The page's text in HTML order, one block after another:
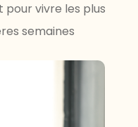
vivre les plus
semaines